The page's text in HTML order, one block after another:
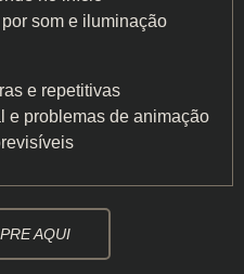
som e iluminação
e repetitivas
e problemas de animação
AQUI